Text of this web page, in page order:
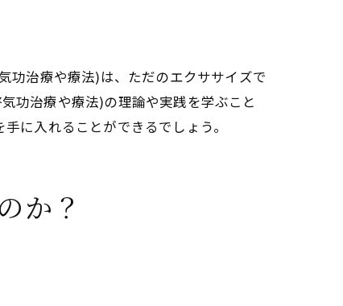
功治療や療法)は、ただのエクササイズで
功治療や療法)の理論や実践を学ぶこと
に入れることができるでしょう。
か？